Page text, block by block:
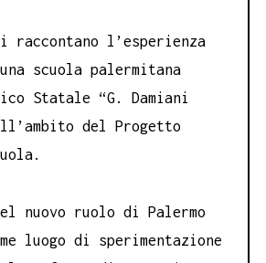
raccontano l’esperienza
scuola palermitana
Statale “G. Damiani
del Progetto
nuovo ruolo di Palermo
luogo di sperimentazione